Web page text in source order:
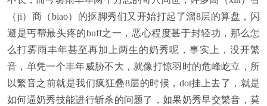
（ji）商（biao）的抠脚秀们又开始打起了溜8层的算盘，闪
避是丐帮最头疼的buff之一，恶心程度甚于封轻功，那么怎
么打雾雨丰年甚至再加上两生的奶秀呢，事实上，没开繁
音，单凭一个丰年威胁不大，就像打惊羽时的危峰屹立，所
以繁音之前就是我们疯狂叠8层的时候，dot挂上去了，就是
如何逼奶秀技能进行斩杀的问题了，如果奶秀早交繁音，莫